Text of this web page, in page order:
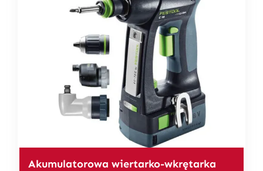
Akumulatorowa wiertarko-wkrętarka